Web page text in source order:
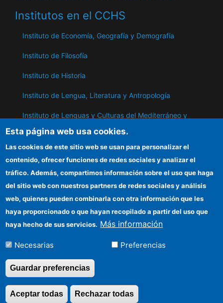
Institutos en el CCHS
Instituto de Economía, Geografía y Demografía
Instituto de Filosofía
Instituto de Historia
Instituto de Lengua, Literatura y Antropología
Instituto de Lenguas y Culturas del Mediterráneo y
Instituto de Políticas y Bienes Públicos
ILC
Sede electrónica CSIC
Información para proveedores
Organismos financiadores
©Copyright 2026 Todos los derechos
reservados
Esta página web usa cookies.
Las cookies de este sitio web se usan para personalizar el
contenido, ofrecer funciones de redes sociales y analizar el
tráfico. Además, compartimos información sobre el uso que haga
del sitio web con nuestros partners de redes sociales y análisis
web, quienes pueden combinarla con otra información que les
haya proporcionado o que hayan recopilado a partir del uso que
haya hecho de sus servicios. Más información
Necesarias Preferencias
Guardar preferencias
Rechazar todas
Aceptar todas